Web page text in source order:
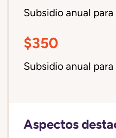
Subsidio anual
$350
Subsidio anual
Aspectos